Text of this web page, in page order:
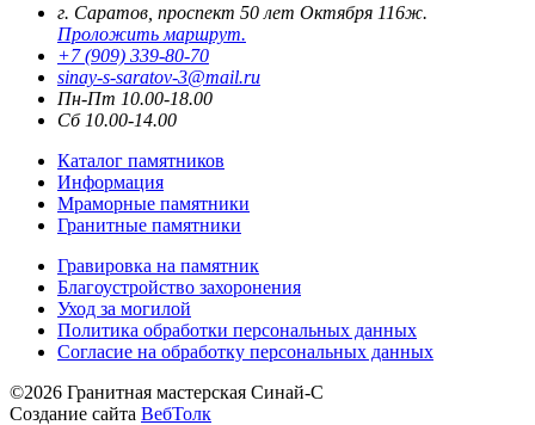
г. Саратов, проспект 50 лет Октября 116ж.
Проложить маршрут.
+7 (909) 339-80-70
sinay-s-saratov-3@mail.ru
Пн-Пт 10.00-18.00
Сб 10.00-14.00
Каталог памятников
Информация
Мраморные памятники
Гранитные памятники
Гравировка на памятник
Благоустройство захоронения
Уход за могилой
Политика обработки персональных данных
Согласие на обработку персональных данных
©2026 Гранитная мастерская Синай-С
Создание сайта ВебТолк